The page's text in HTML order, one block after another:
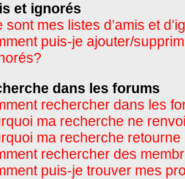
et ignorés
sont mes listes d’amis et
puis-je ajouter/
dans les forums
rechercher dans les
ma recherche ne
ma recherche
rechercher des
puis-je trouver mes